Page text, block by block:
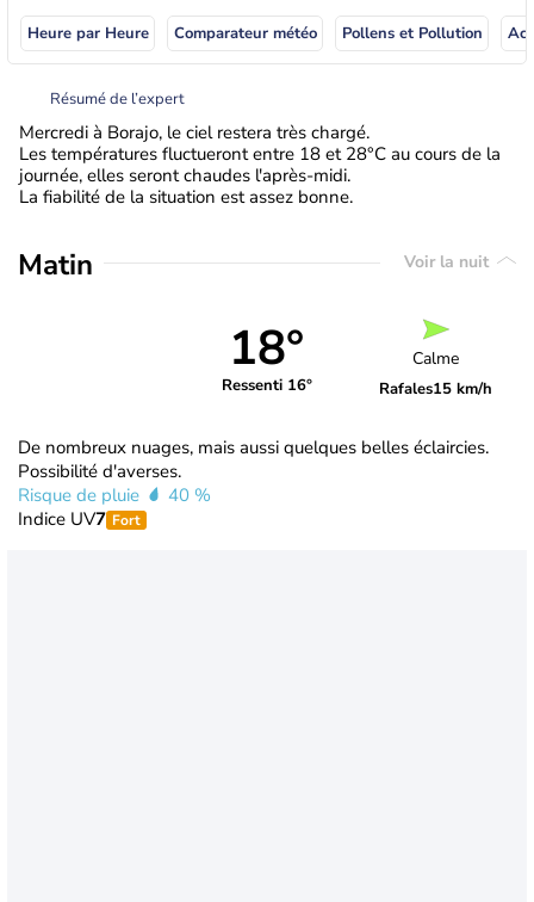
Heure par Heure Comparateur météo Pollens et Pollution
Résumé de l’expert
Mercredi à Borajo, le ciel restera très chargé.
Les températures fluctueront entre 18 et 28°C au cours de la
journée, elles seront chaudes l'après-midi.
La fiabilité de la situation est assez bonne.
Matin Voir la nuit
18°
Ressenti 16°
Calme
Rafales15 km/h
De nombreux nuages, mais aussi quelques belles éclaircies.
Possibilité d'averses.
Risque de pluie
40 %
Indice UV7 Fort